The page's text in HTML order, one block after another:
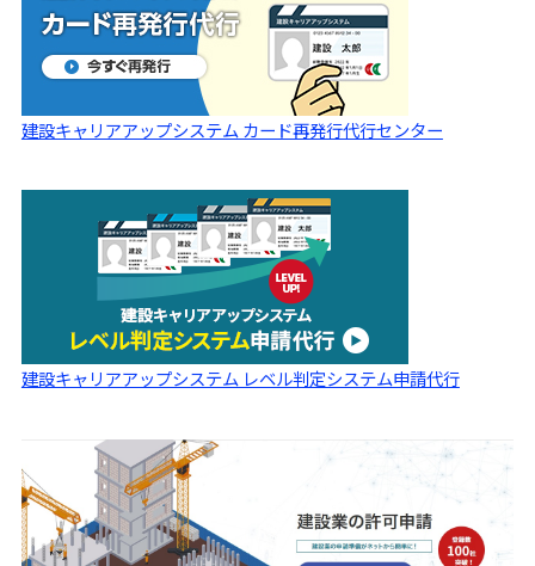
建設キャリアアップシステム カード再発行代行センター
建設キャリアアップシステム レベル判定システム申請代行